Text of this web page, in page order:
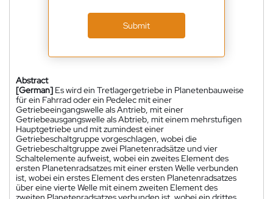
Submit
Abstract
[German] Es wird ein Tretlagergetriebe in Planetenbauweise
für ein Fahrrad oder ein Pedelec mit einer
Getriebeeingangswelle als Antrieb, mit einer
Getriebeausgangswelle als Abtrieb, mit einem mehrstufigen
Hauptgetriebe und mit zumindest einer
Getriebeschaltgruppe vorgeschlagen, wobei die
Getriebeschaltgruppe zwei Planetenradsätze und vier
Schaltelemente aufweist, wobei ein zweites Element des
ersten Planetenradsatzes mit einer ersten Welle verbunden
ist, wobei ein erstes Element des ersten Planetenradsatzes
über eine vierte Welle mit einem zweiten Element des